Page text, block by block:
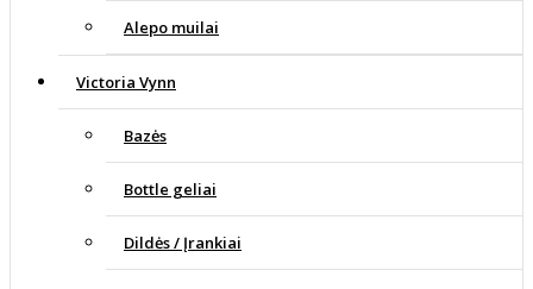
Alepo muilai
Victoria Vynn
Bazės
Bottle geliai
Dildės / Įrankiai